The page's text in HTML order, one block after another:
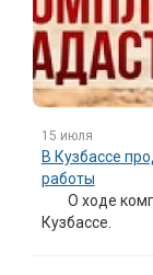
15 июля
В Кузбассе
работы
О ходе
Кузбассе.